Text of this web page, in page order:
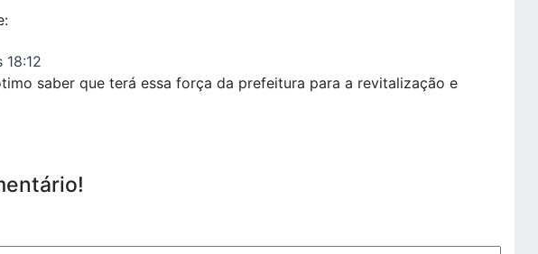
saber que terá essa força da prefeitura para a revitalização e